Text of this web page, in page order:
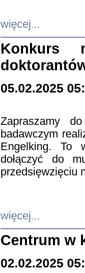
więcej...
Konkurs
05.02.2025
Zapraszamy
badawczym
Engelking. To
dołączyć do
przedsięwzięciu
więcej...
Centrum w
02.02.2025